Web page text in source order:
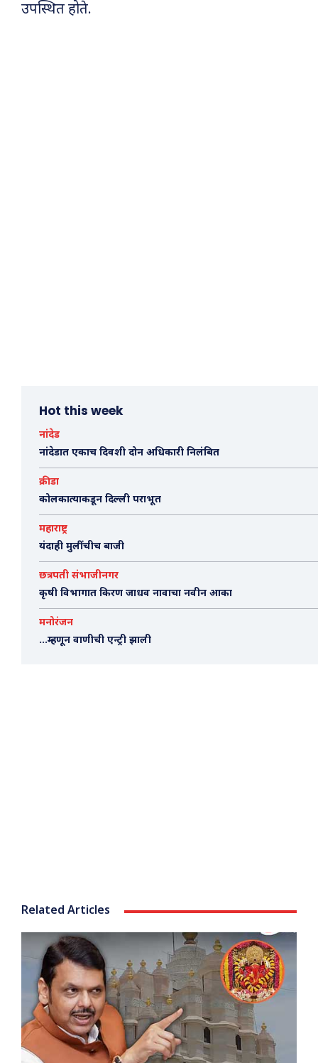
उपस्थित होते.
Hot this week
नांदेड
नांदेडात एकाच दिवशी दोन अधिकारी निलंबित
क्रीडा
कोलकात्याकडून दिल्ली पराभूत
महाराष्ट्र
यंदाही मुलींचीच बाजी
छत्रपती संभाजीनगर
कृषी विभागात किरण जाधव नावाचा नवीन आका
मनोरंजन
…म्हणून वाणीची एन्ट्री झाली
Related Articles